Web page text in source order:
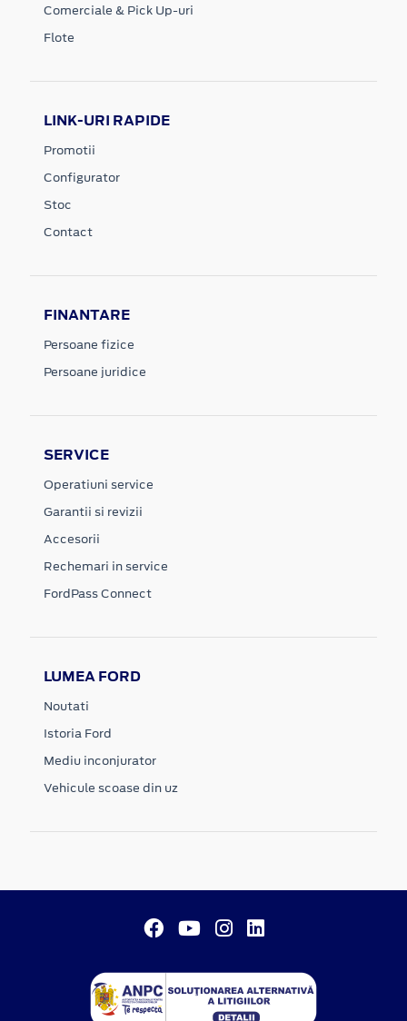
Comerciale & Pick Up-uri
Flote
LINK-URI RAPIDE
Promotii
Configurator
Stoc
Contact
FINANTARE
Persoane fizice
Persoane juridice
SERVICE
Operatiuni service
Garantii si revizii
Accesorii
Rechemari in service
FordPass Connect
LUMEA FORD
Noutati
Istoria Ford
Mediu inconjurator
Vehicule scoase din uz